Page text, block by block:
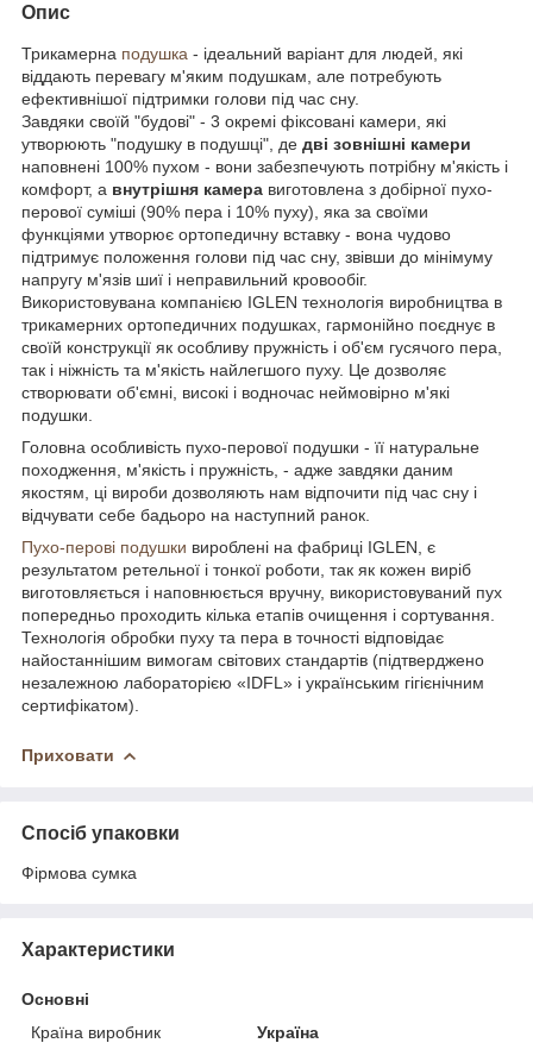
Опис
Трикамерна подушка - ідеальний варіант для людей, які
віддають перевагу м'яким подушкам, але потребують
ефективнішої підтримки голови під час сну.
Завдяки своїй "будові" - 3 окремі фіксовані камери, які
утворюють "подушку в подушці", де дві зовнішні камери
наповнені 100% пухом - вони забезпечують потрібну м'якість і
комфорт, а внутрішня камера виготовлена ​​з добірної пухо-
перової суміші (90% пера і 10% пуху), яка за своїми
функціями утворює ортопедичну вставку - вона чудово
підтримує положення голови під час сну, звівши до мінімуму
напругу м'язів шиї і неправильний кровообіг.
Використовувана компанією IGLEN технологія виробництва в
трикамерних ортопедичних подушках, гармонійно поєднує в
своїй конструкції як особливу пружність і об'єм гусячого пера,
так і ніжність та м'якість найлегшого пуху. Це дозволяє
створювати об'ємні, високі і водночас неймовірно м'які
подушки.
Головна особливість пухо-перової подушки - її натуральне
походження, м'якість і пружність, - адже завдяки даним
якостям, ці вироби дозволяють нам відпочити під час сну і
відчувати себе бадьоро на наступний ранок.
Пухо-перові подушки вироблені на фабриці IGLEN, є
результатом ретельної і тонкої роботи, так як кожен виріб
виготовляється і наповнюється вручну, використовуваний пух
попередньо проходить кілька етапів очищення і сортування.
Технологія обробки пуху та пера в точності відповідає
найостаннішим вимогам світових стандартів (підтверджено
незалежною лабораторією «IDFL» і українським гігієнічним
сертифікатом).
Приховати
Спосіб упаковки
Фірмова сумка
Характеристики
Основні
Країна виробник
Україна